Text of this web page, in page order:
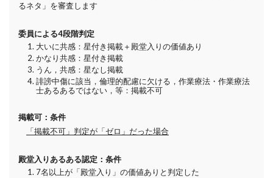
るネタ」を審査します
委員による4段階判定
大いに共感：星付き掲載＋殿堂入りの価値あり
かなり共感：星付き掲載
うん，共感：星なし掲載
誹謗中傷に該当，倫理的配慮に欠ける，作業療法・作業療法
士あるあるではない，等：掲載不可
掲載可：条件
「掲載不可」判定が「ゼロ」だった場合
殿堂入りあるある認定：条件
7名以上が「殿堂入り」の価値ありと判定した